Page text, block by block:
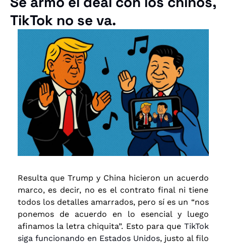
TikTok no se va.
Resulta que Trump y China hicieron un acuerdo
marco, es decir, no es el contrato final ni tiene
todos los detalles amarrados, pero sí es un “nos
ponemos de acuerdo en lo esencial y luego
afinamos la letra chiquita”. Esto para que TikTok
siga funcionando en Estados Unidos, justo al filo